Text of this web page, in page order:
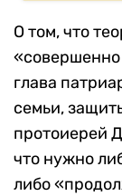
О том, что
«совершенно
глава
семьи,
протоиерей
что нужно
либо